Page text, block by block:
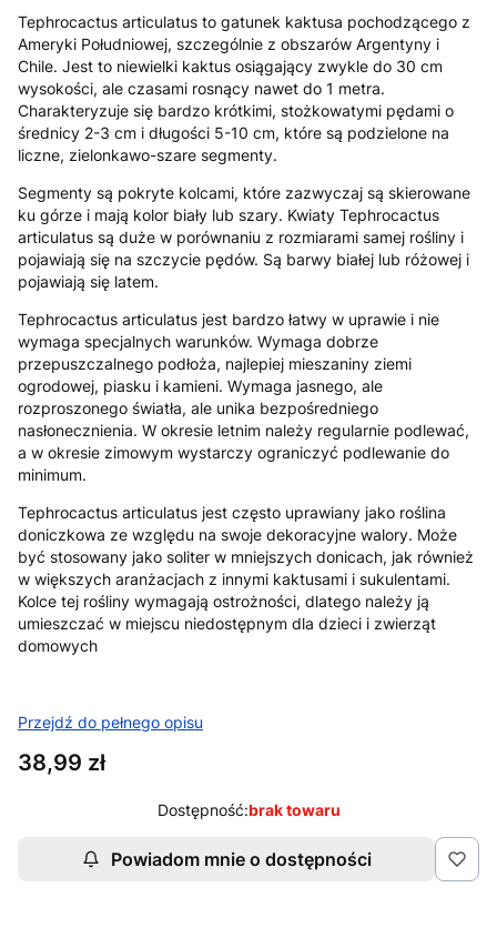
Tephrocactus articulatus to gatunek kaktusa pochodzącego z
Ameryki Południowej, szczególnie z obszarów Argentyny i
Chile. Jest to niewielki kaktus osiągający zwykle do 30 cm
wysokości, ale czasami rosnący nawet do 1 metra.
Charakteryzuje się bardzo krótkimi, stożkowatymi pędami o
średnicy 2-3 cm i długości 5-10 cm, które są podzielone na
liczne, zielonkawo-szare segmenty.
Segmenty są pokryte kolcami, które zazwyczaj są skierowane
ku górze i mają kolor biały lub szary. Kwiaty Tephrocactus
articulatus są duże w porównaniu z rozmiarami samej rośliny i
pojawiają się na szczycie pędów. Są barwy białej lub różowej i
pojawiają się latem.
Tephrocactus articulatus jest bardzo łatwy w uprawie i nie
wymaga specjalnych warunków. Wymaga dobrze
przepuszczalnego podłoża, najlepiej mieszaniny ziemi
ogrodowej, piasku i kamieni. Wymaga jasnego, ale
rozproszonego światła, ale unika bezpośredniego
nasłonecznienia. W okresie letnim należy regularnie podlewać,
a w okresie zimowym wystarczy ograniczyć podlewanie do
minimum.
Tephrocactus articulatus jest często uprawiany jako roślina
doniczkowa ze względu na swoje dekoracyjne walory. Może
być stosowany jako soliter w mniejszych donicach, jak również
w większych aranżacjach z innymi kaktusami i sukulentami.
Kolce tej rośliny wymagają ostrożności, dlatego należy ją
umieszczać w miejscu niedostępnym dla dzieci i zwierząt
domowych
Przejdź do pełnego opisu
Cena
38,99 zł
Dostępność:brak towaru
Powiadom mnie o dostępności